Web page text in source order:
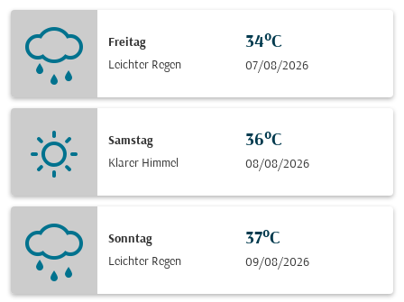
Freitag
Leichter Regen
34°C
07/08/2026
Samstag
Klarer Himmel
36°C
08/08/2026
Sonntag
Leichter Regen
37°C
09/08/2026